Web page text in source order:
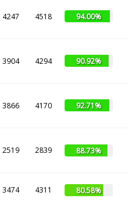
4247 4518 94.00%
3904 4294 90.92%
3866 4170 92.71%
2519 2839 88.73%
3474 4311 80.58%